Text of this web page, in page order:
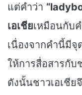
แต่คำว่า
เอเชียเหมือนกับ
เนื่องจากคำนี้มีจุ
ให้การสื่อสารกับ
ดังนั้นชาวเอเชีย